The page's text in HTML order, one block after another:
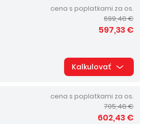
cena s poplatkami za os.
699,48 €
597,33 €
Kalkulovať
cena s poplatkami za os.
705,48 €
602,43 €